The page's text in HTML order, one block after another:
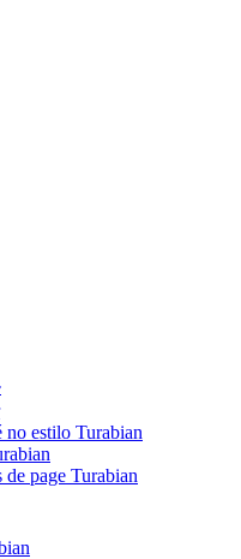
no estilo Turabian
de page Turabian